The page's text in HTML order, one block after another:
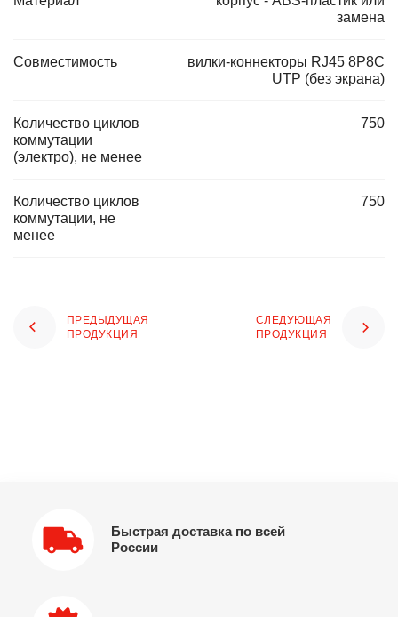
замена
Совместимость
вилки-коннекторы RJ45 8P8C
UTP (без экрана)
Количество циклов
коммутации
(электро), не менее
750
Количество циклов
коммутации, не
менее
750
ПРЕДЫДУЩАЯ
ПРОДУКЦИЯ
СЛЕДУЮЩАЯ
ПРОДУКЦИЯ
Быстрая доставка по всей
России